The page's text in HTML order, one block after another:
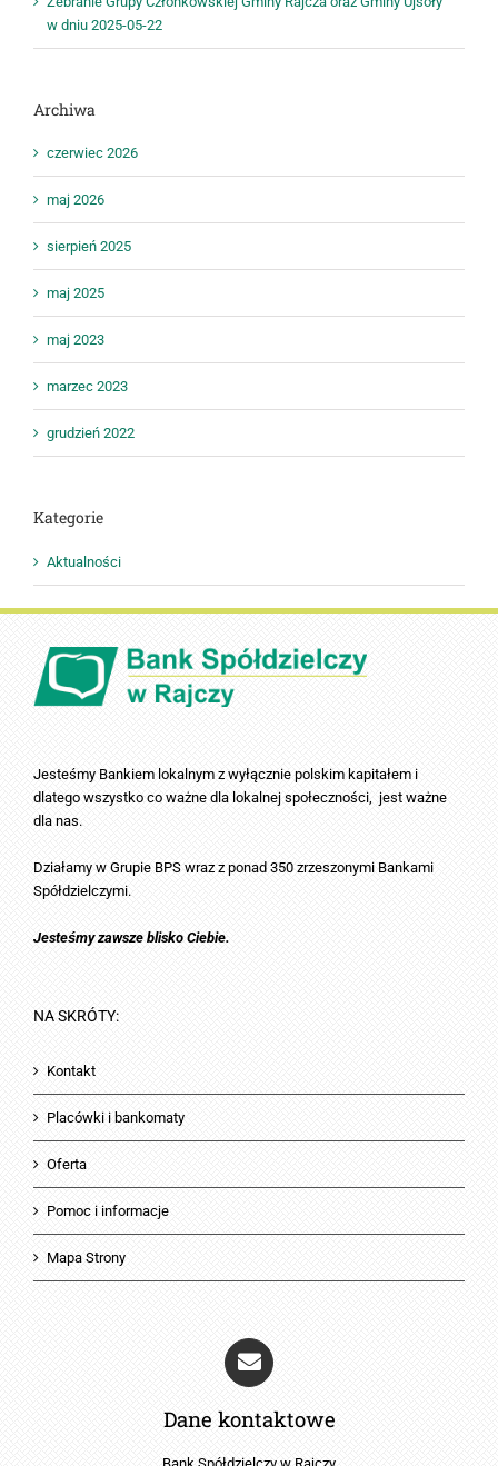
w dniu 2025-05-22
Archiwa
czerwiec 2026
maj 2026
sierpień 2025
maj 2025
maj 2023
marzec 2023
grudzień 2022
Kategorie
Aktualności
Jesteśmy Bankiem lokalnym z wyłącznie polskim kapitałem i
dlatego wszystko co ważne dla lokalnej społeczności, jest ważne
dla nas.
Działamy w Grupie BPS wraz z ponad 350 zrzeszonymi Bankami
Spółdzielczymi.
Jesteśmy zawsze blisko Ciebie.
NA SKRÓTY:
Kontakt
Placówki i bankomaty
Oferta
Pomoc i informacje
Mapa Strony
Dane kontaktowe